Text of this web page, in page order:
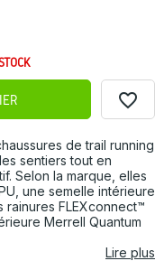
favorite_border
de trail running
sentiers tout en
Selon la marque, elles
une semelle intérieure
FLEXconnect™
Merrell Quantum
Lire plus